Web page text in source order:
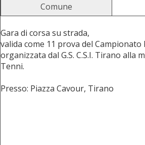
Comune
Gara di corsa su strada,
valida come 11 prova del Campionato
organizzata dal G.S. C.S.I. Tirano alla
Tenni.
Presso: Piazza Cavour, Tirano